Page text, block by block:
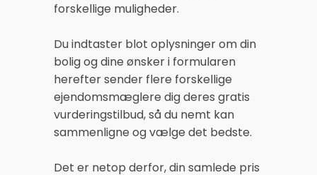
forskellige muligheder.
Du indtaster blot oplysninger om din
bolig og dine ønsker i formularen
herefter sender flere forskellige
ejendomsmæglere dig deres gratis
vurderingstilbud, så du nemt kan
sammenligne og vælge det bedste.
Det er netop derfor, din samlede pris